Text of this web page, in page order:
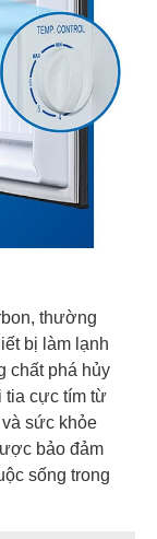
thường
bị làm lạnh
chất phá hủy
tia cực tím từ
sức khỏe
bảo đảm
sống trong